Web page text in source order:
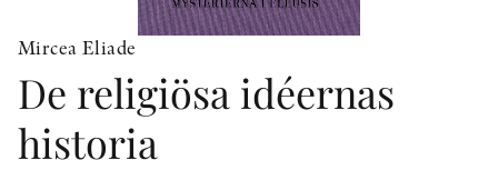
ÖVRIGA FORMAT
Mircea Eliade
De religiösa idéernas
historia